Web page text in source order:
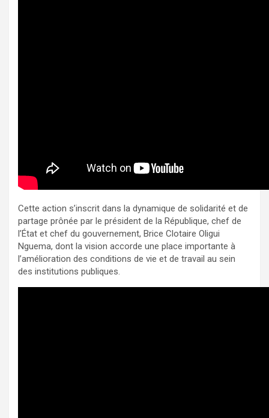
Cette action s’inscrit dans la dynamique de solidarité et de
partage prônée par le président de la République, chef de
l’État et chef du gouvernement, Brice Clotaire Oligui
Nguema, dont la vision accorde une place importante à
l’amélioration des conditions de vie et de travail au sein
des institutions publiques.